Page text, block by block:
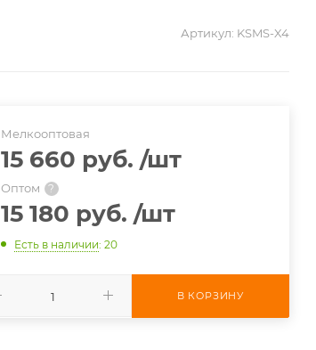
Артикул: KSMS-X4
Мелкооптовая
15 660 руб. /шт
Оптом ?
15 180 руб. /шт
Есть в наличии: 20
В КОРЗИНУ